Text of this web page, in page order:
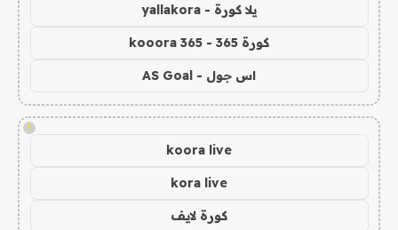
يلا كورة - yallakora
كورة 365 - kooora 365
اس جول - AS Goal
!
koora live
kora live
كورة لايف